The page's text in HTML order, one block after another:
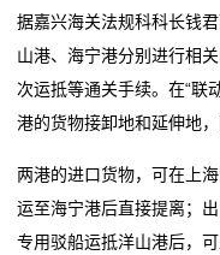
据嘉兴海关法规科科长钱
山港、海宁港分别进行相
次运抵等通关手续。在“联
港的货物接卸地和延伸地
两港的进口货物，可在上
运至海宁港后直接提离；
专用驳船运抵洋山港后，